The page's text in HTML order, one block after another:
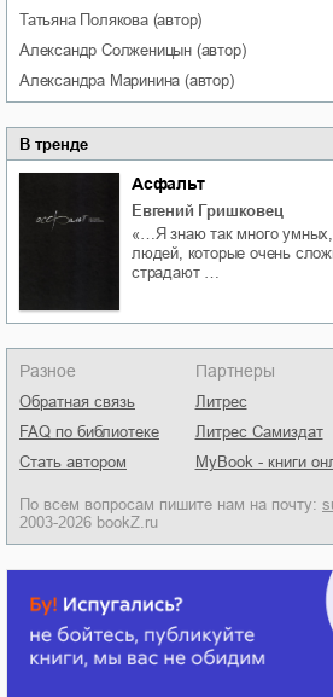
Татьяна Полякова(автор)
Александр Солженицын (автор)
Александра Маринина (автор)
В тренде
Асфальт
Евгений Гришковец
«…Я знаю так много
людей, которые очень
страдают …
Разное
Обратная связь
FAQ по библиотеке
Стать автором
Партнеры
Литрес
Литрес Самиздат
MyBook - книги
По всем вопросам пишите нам на почту:
2003-2026 bookZ.ru